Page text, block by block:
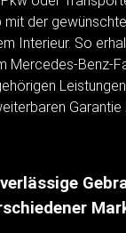
mit der
Interieur. So
Mercedes-Benz-
Garantie